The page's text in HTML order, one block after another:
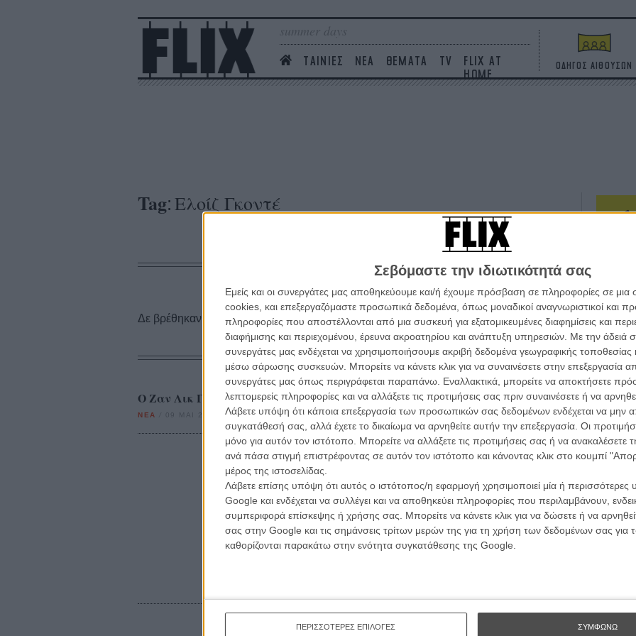
Σεβόμαστε την ιδιωτικότητά σας
Εμείς και οι συνεργάτες μας αποθηκεύουμε και/ή έχουμε πρόσβαση σε πληροφορίες σε
cookies, και επεξεργαζόμαστε προσωπικά δεδομένα, όπως μοναδικοί αναγνωριστικοί και
πληροφορίες που αποστέλλονται από μια συσκευή για εξατομικευμένες διαφημίσεις και
διαφήμισης και περιεχομένου, έρευνα ακροατηρίου και ανάπτυξη υπηρεσιών. Με την άδειά
συνεργάτες μας ενδέχεται να χρησιμοποιήσουμε ακριβή δεδομένα γεωγραφικής τοποθεσίας
μέσω σάρωσης συσκευών. Μπορείτε να κάνετε κλικ για να συναινέσετε στην επεξεργασία
συνεργάτες μας όπως περιγράφεται παραπάνω. Εναλλακτικά, μπορείτε να αποκτήσετε
λεπτομερείς πληροφορίες και να αλλάξετε τις προτιμήσεις σας πριν συναινέσετε ή να
Λάβετε υπόψη ότι κάποια επεξεργασία των προσωπικών σας δεδομένων ενδέχεται να μην
συγκατάθεσή σας, αλλά έχετε το δικαίωμα να αρνηθείτε αυτήν την επεξεργασία. Οι
μόνο για αυτόν τον ιστότοπο. Μπορείτε να αλλάξετε τις προτιμήσεις σας ή να ανακαλέσετε
ανά πάσα στιγμή επιστρέφοντας σε αυτόν τον ιστότοπο και κάνοντας κλικ στο κουμπί
μέρος της ιστοσελίδας.
Λάβετε επίσης υπόψη ότι αυτός ο ιστότοπος/η εφαρμογή χρησιμοποιεί μία ή περισσότερες
Google και ενδέχεται να συλλέγει και να αποθηκεύει πληροφορίες που περιλαμβάνουν,
συμπεριφορά επίσκεψης ή χρήσης σας. Μπορείτε να κάνετε κλικ για να δώσετε ή να
σας στην Google και τις σημάνσεις τρίτων μερών της για τη χρήση των δεδομένων σας
καθορίζονται παρακάτω στην ενότητα συγκατάθεσης της Google.
ΠΕΡΙΣΣΟΤΕΡΕΣ ΕΠΙΛΟΓΕΣ ΣΥΜΦΩΝΩ
summer days
ΤΑΙΝΙΕΣ ΝΕΑ ΘΕΜΑΤΑ TV
FLIX AT
HOME
ΟΔΗΓΟΣ ΑΙΘΟΥΣΩΝ
Tag: Ελοίζ Γκοντέ
ΤΑΙΝΙΕΣ
Δε βρέθηκαν σχετικές κριτικές ταινιών.
ΑΡΘΡΑ
O Ζαν Λικ Γκοντάρ λέει «Goodbye to Language». Σε 3D
ΝΕΑ 09 ΜΑΙ 2012 / Γιώργος Κρασσακόπουλος
Βιμ
Η
σε
Εγγράψου